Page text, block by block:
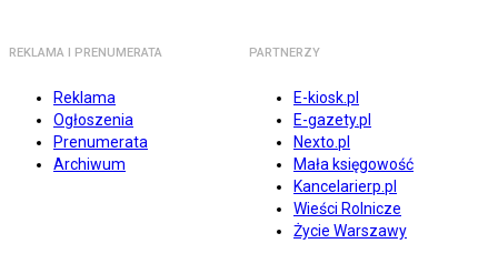
REKLAMA I PRENUMERATA
Reklama
Ogłoszenia
Prenumerata
Archiwum
PARTNERZY
E-kiosk.pl
E-gazety.pl
Nexto.pl
Mała księgowość
Kancelarierp.pl
Wieści Rolnicze
Życie Warszawy